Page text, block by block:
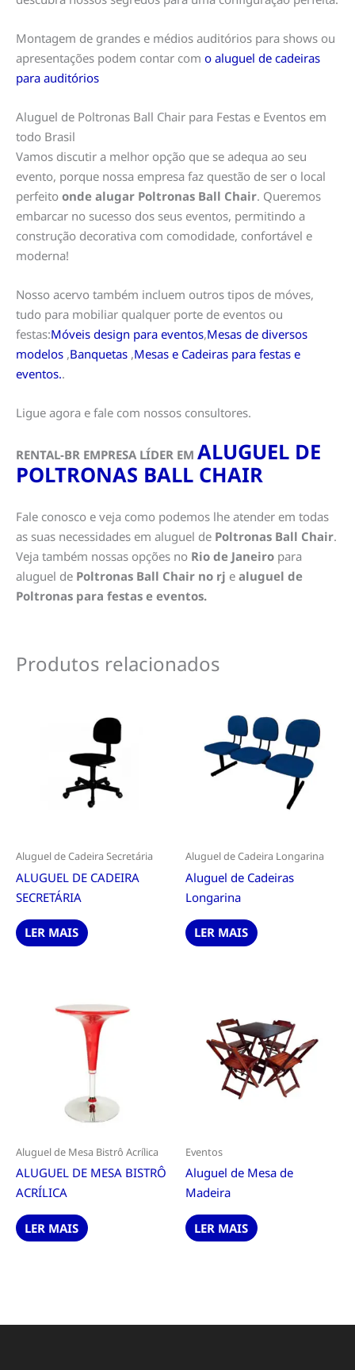
Montagem de grandes e médios auditórios para shows ou
apresentações podem contar com o aluguel de cadeiras
para auditórios
Aluguel de Poltronas Ball Chair para Festas e Eventos em
todo Brasil
Vamos discutir a melhor opção que se adequa ao seu
evento, porque nossa empresa faz questão de ser o local
perfeito onde alugar Poltronas Ball Chair. Queremos
embarcar no sucesso dos seus eventos, permitindo a
construção decorativa com comodidade, confortável e
moderna!
Nosso acervo também incluem outros tipos de móves,
tudo para mobiliar qualquer porte de eventos ou
festas:Móveis design para eventos,Mesas de diversos
modelos ,Banquetas ,Mesas e Cadeiras para festas e
eventos..
Ligue agora e fale com nossos consultores.
RENTAL-BR EMPRESA LÍDER EM ALUGUEL DE
POLTRONAS BALL CHAIR
Fale conosco e veja como podemos lhe atender em todas
as suas necessidades em aluguel de Poltronas Ball Chair.
Veja também nossas opções no Rio de Janeiro para
aluguel de Poltronas Ball Chair no rj e aluguel de
Poltronas para festas e eventos.
Produtos relacionados
Aluguel de Cadeira Secretária
ALUGUEL DE CADEIRA
SECRETÁRIA
LER MAIS
Aluguel de Cadeira Longarina
Aluguel de Cadeiras
Longarina
LER MAIS
Aluguel de Mesa Bistrô Acrílica
ALUGUEL DE MESA BISTRÔ
ACRÍLICA
LER MAIS
Eventos
Aluguel de Mesa de
Madeira
LER MAIS